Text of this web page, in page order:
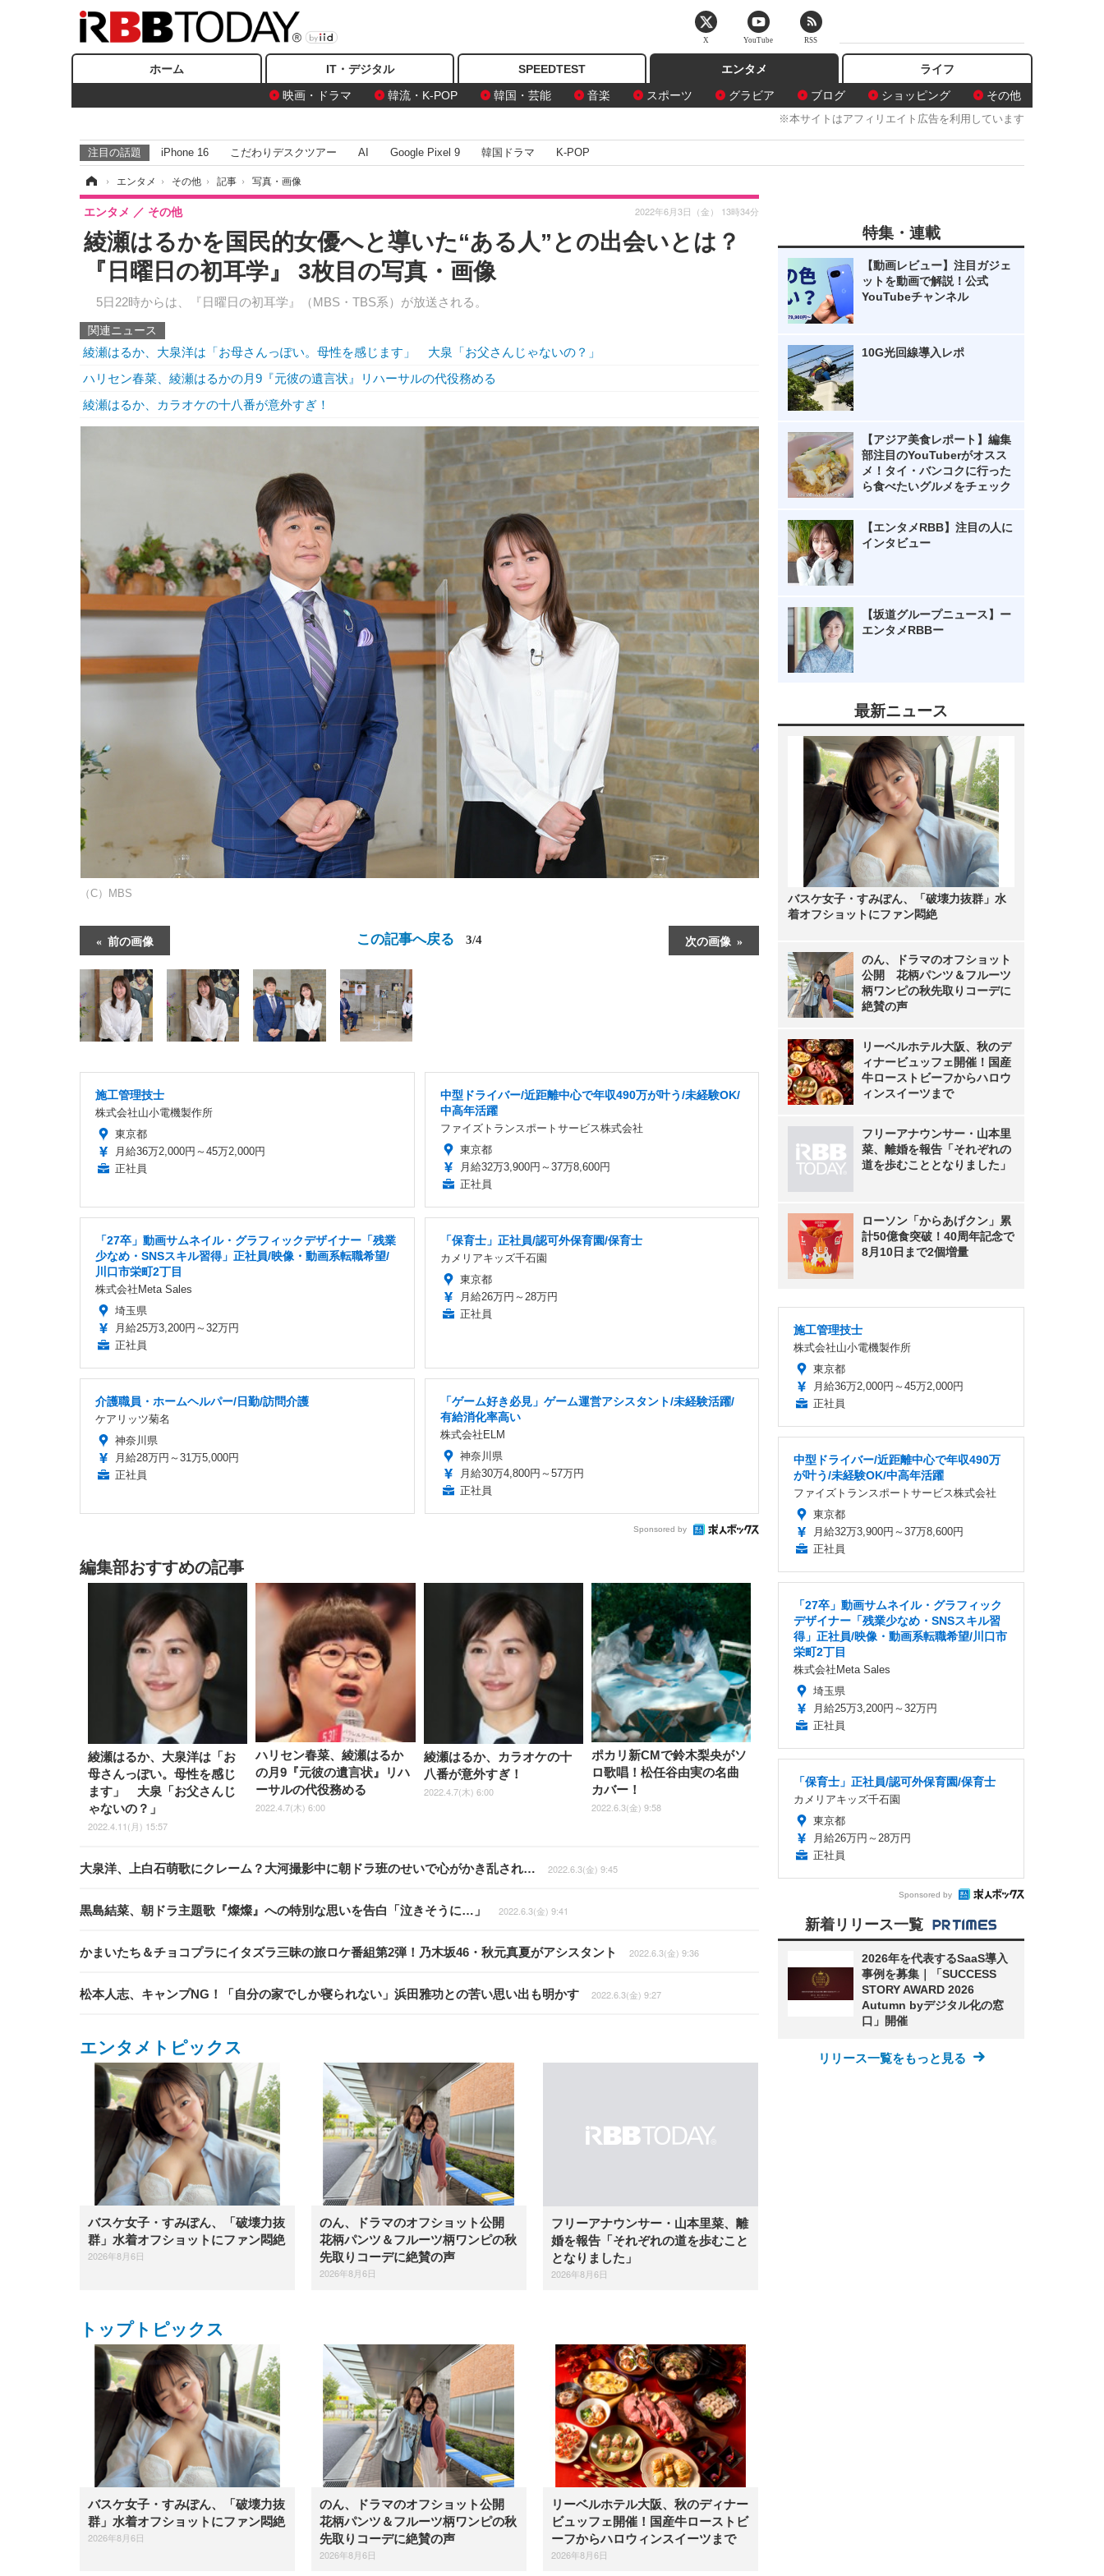
ホーム IT・デジタル SPEEDTEST
エンタメ
映画・ドラマ
韓流・K-POP 韓国・芸能 音楽 スポーツ グラビア ブログ ショッピング その他
ライフ
※本サイトはアフィリエイト広告を利用しています
注目の話題 iPhone 16 こだわりデスクツアー AI Google Pixel 9 韓国ドラマ K-POP
› エンタメ › その他 › 記事 › 写真・画像
綾瀬はるかを国民的女優へと導いた“ある人”との出会いとは？
『日曜日の初耳学』 3枚目の写真・画像
5日22時からは、『日曜日の初耳学』（MBS・TBS系）が放送される。
エンタメ その他 2022年6月3日（金） 13時34分
関連ニュース
綾瀬はるか、大泉洋は「お母さんっぽい。母性を感じます」 大泉「お父さんじゃないの？」
ハリセン春菜、綾瀬はるかの月9『元彼の遺言状』リハーサルの代役務める
綾瀬はるか、カラオケの十八番が意外すぎ！
（C）MBS
前の画像 次の画像
この記事へ戻る 3/4
施工管理技士
株式会社山小電機製作所
東京都
月給36万2,000円～45万2,000円
正社員
中型ドライバー/近距離中心で年収490万が叶う/未経験OK/
中高年活躍
ファイズトランスポートサービス株式会社
東京都
月給32万3,900円～37万8,600円
正社員
「27卒」動画サムネイル・グラフィックデザイナー「残業
少なめ・SNSスキル習得」正社員/映像・動画系転職希望/
川口市栄町2丁目
株式会社Meta Sales
埼玉県
月給25万3,200円～32万円
正社員
「保育士」正社員/認可外保育園/保育士
カメリアキッズ千石園
東京都
月給26万円～28万円
正社員
介護職員・ホームヘルパー/日勤/訪問介護
ケアリッツ菊名
神奈川県
月給28万円～31万5,000円
正社員
「ゲーム好き必見」ゲーム運営アシスタント/未経験活躍/
有給消化率高い
株式会社ELM
神奈川県
月給30万4,800円～57万円
正社員
Sponsored by
編集部おすすめの記事
綾瀬はるか、大泉洋は「お
母さんっぽい。母性を感じ
ます」 大泉「お父さんじ
ゃないの？」
2022.4.11(月) 15:57
ハリセン春菜、綾瀬はるか
の月9『元彼の遺言状』リハ
ーサルの代役務める
2022.4.7(木) 6:00
綾瀬はるか、カラオケの十
八番が意外すぎ！
2022.4.7(木) 6:00
ポカリ新CMで鈴木梨央がソ
ロ歌唱！松任谷由実の名曲
カバー！
2022.6.3(金) 9:58
大泉洋、上白石萌歌にクレーム？大河撮影中に朝ドラ班のせいで心がかき乱され… 2022.6.3(金) 9:45
黒島結菜、朝ドラ主題歌『燦燦』への特別な思いを告白「泣きそうに…」 2022.6.3(金) 9:41
かまいたち＆チョコプラにイタズラ三昧の旅ロケ番組第2弾！乃木坂46・秋元真夏がアシスタント 2022.6.3(金) 9:36
松本人志、キャンプNG！「自分の家でしか寝られない」浜田雅功との苦い思い出も明かす 2022.6.3(金) 9:27
エンタメトピックス
バスケ女子・すみぽん、「破壊力抜
群」水着オフショットにファン悶絶
2026年8月6日
のん、ドラマのオフショット公開
花柄パンツ＆フルーツ柄ワンピの秋
先取りコーデに絶賛の声
2026年8月6日
フリーアナウンサー・山本里菜、離
婚を報告「それぞれの道を歩むこと
となりました」
2026年8月6日
トップトピックス
バスケ女子・すみぽん、「破壊力抜
群」水着オフショットにファン悶絶
2026年8月6日
のん、ドラマのオフショット公開
花柄パンツ＆フルーツ柄ワンピの秋
先取りコーデに絶賛の声
2026年8月6日
リーベルホテル大阪、秋のディナー
ビュッフェ開催！国産牛ローストビ
ーフからハロウィンスイーツまで
2026年8月6日
特集・連載
【動画レビュー】注目ガジェ
ットを動画で解説！公式
YouTubeチャンネル
10G光回線導入レポ
【アジア美食レポート】編集
部注目のYouTuberがオスス
メ！タイ・バンコクに行った
ら食べたいグルメをチェック
【エンタメRBB】注目の人に
インタビュー
【坂道グループニュース】ー
エンタメRBBー
最新ニュース
バスケ女子・すみぽん、「破壊力抜群」水
着オフショットにファン悶絶
のん、ドラマのオフショット
公開 花柄パンツ＆フルーツ
柄ワンピの秋先取りコーデに
絶賛の声
リーベルホテル大阪、秋のデ
ィナービュッフェ開催！国産
牛ローストビーフからハロウ
ィンスイーツまで
フリーアナウンサー・山本里
菜、離婚を報告「それぞれの
道を歩むこととなりました」
ローソン「からあげクン」累
計50億食突破！40周年記念で
8月10日まで2個増量
施工管理技士
株式会社山小電機製作所
東京都
月給36万2,000円～45万2,000円
正社員
中型ドライバー/近距離中心で年収490万
が叶う/未経験OK/中高年活躍
ファイズトランスポートサービス株式会社
東京都
月給32万3,900円～37万8,600円
正社員
「27卒」動画サムネイル・グラフィック
デザイナー「残業少なめ・SNSスキル習
得」正社員/映像・動画系転職希望/川口市
栄町2丁目
株式会社Meta Sales
埼玉県
月給25万3,200円～32万円
正社員
「保育士」正社員/認可外保育園/保育士
カメリアキッズ千石園
東京都
月給26万円～28万円
正社員
Sponsored by
新着リリース一覧
2026年を代表するSaaS導入
事例を募集｜「SUCCESS
STORY AWARD 2026
Autumn byデジタル化の窓
口」開催
リリース一覧をもっと見る
X YouTube RSS